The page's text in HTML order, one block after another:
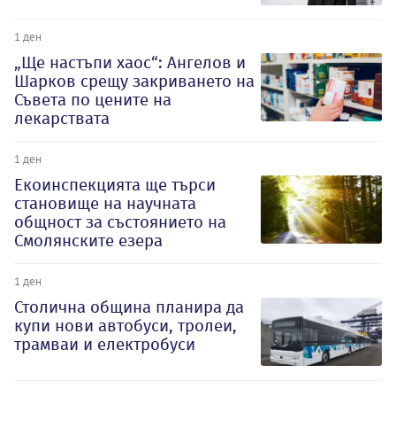
1 ден
„Ще настъпи хаос“: Ангелов и
Шарков срещу закриването на
Съвета по цените на
лекарствата
1 ден
Екоинспекцията ще търси
становище на научната
общност за състоянието на
Смолянските езера
1 ден
Столична община планира да
купи нови автобуси, тролеи,
трамваи и електробуси